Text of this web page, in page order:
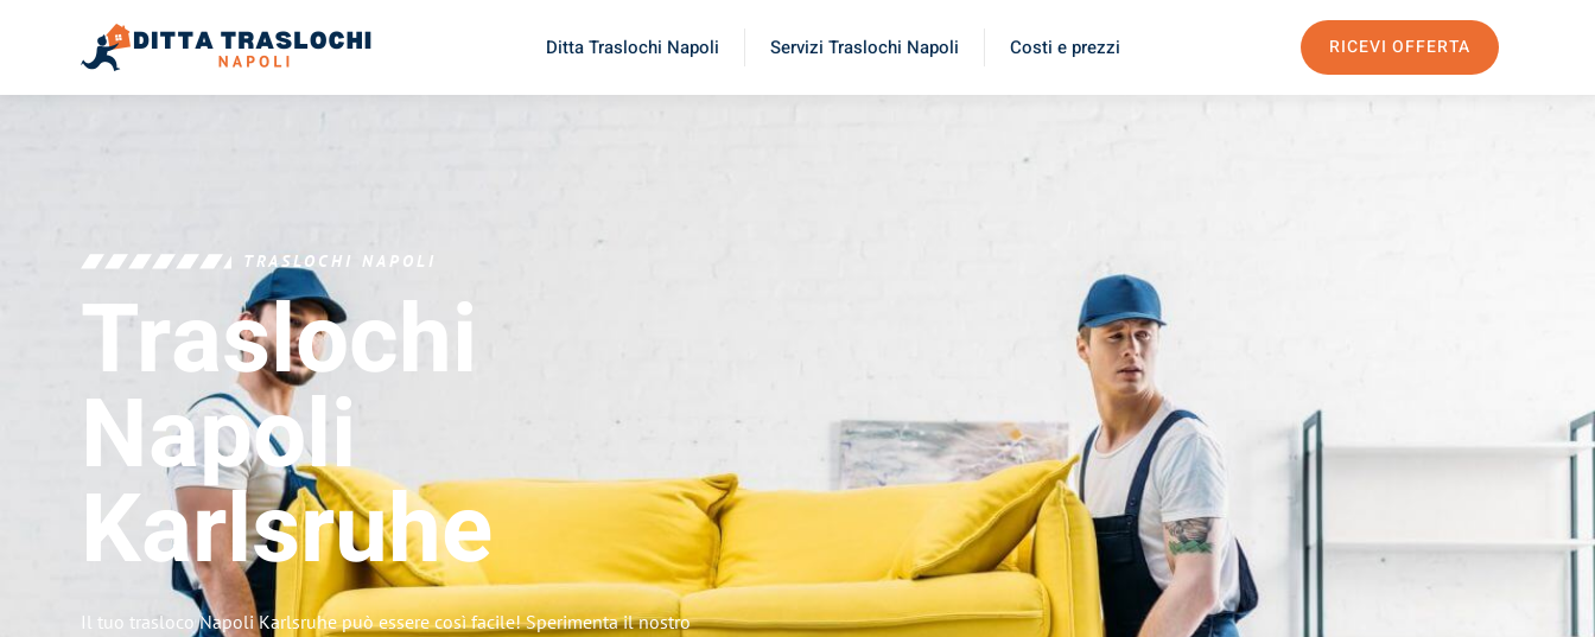
Ditta Traslochi Napoli Servizi Traslochi Napoli Costi e prezzi RICEVI OFFERTA
TRASLOCHI NAPOLI
Traslochi
Napoli
Karlsruhe
Il tuo trasloco Napoli Karlsruhe può essere così facile! Sperimenta il nostro